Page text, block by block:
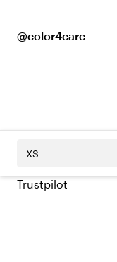
@color4care
XS
Trustpilot